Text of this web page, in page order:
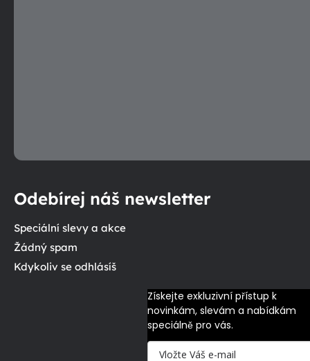
Odebírej náš newsletter
Speciální slevy a akce
Žádný spam
Kdykoliv se odhlásíš
Získejte exkluzivní přístup k
novinkám, slevám a nabídkám
speciálně pro vás.